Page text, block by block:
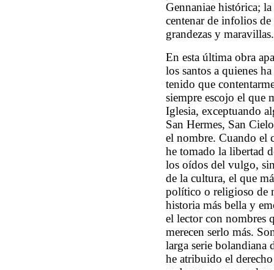
Gennaniae histórica;
centenar de infolios
grandezas y maravillas.
En esta última obra
los santos a quienes
tenido que
siempre escojo el que
Iglesia, exceptuando
San Hermes, San
el nombre. Cuando el
he tomado la libertad
los oídos del vulgo,
de la cultura, el que
político o religioso de
historia más bella y
el lector con nombres
merecen serlo más.
larga serie bolandiana
he atribuido el